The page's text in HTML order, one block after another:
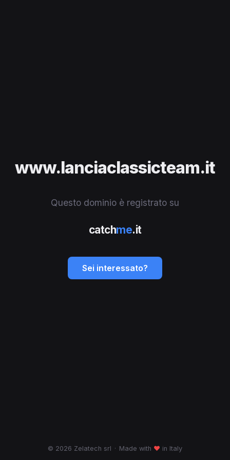
www.lanciaclassicteam.it
Questo dominio è registrato su
catchme.it
Sei interessato?
© 2026 Zelatech srl · Made with ♥ in Italy